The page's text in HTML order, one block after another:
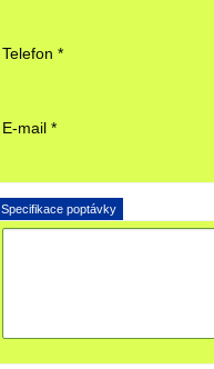
Telefon *
E-mail *
Specifikace poptávky